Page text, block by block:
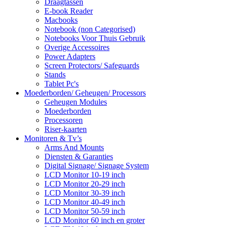
Draagtassen
E-book Reader
Macbooks
Notebook (non Categorised)
Notebooks Voor Thuis Gebruik
Overige Accessoires
Power Adapters
Screen Protectors/ Safeguards
Stands
Tablet Pc's
Moederborden/ Geheugen/ Processors
Geheugen Modules
Moederborden
Processoren
Riser-kaarten
Monitoren & Tv’s
Arms And Mounts
Diensten & Garanties
Digital Signage/ Signage System
LCD Monitor 10-19 inch
LCD Monitor 20-29 inch
LCD Monitor 30-39 inch
LCD Monitor 40-49 inch
LCD Monitor 50-59 inch
LCD Monitor 60 inch en groter